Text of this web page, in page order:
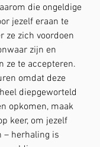
die ongeldige
jezelf eraan te
ze zich voordoen
zijn en
ze te accepteren.
omdat deze
diepgeworteld
opkomen, maak
keer, om jezelf
– herhaling is